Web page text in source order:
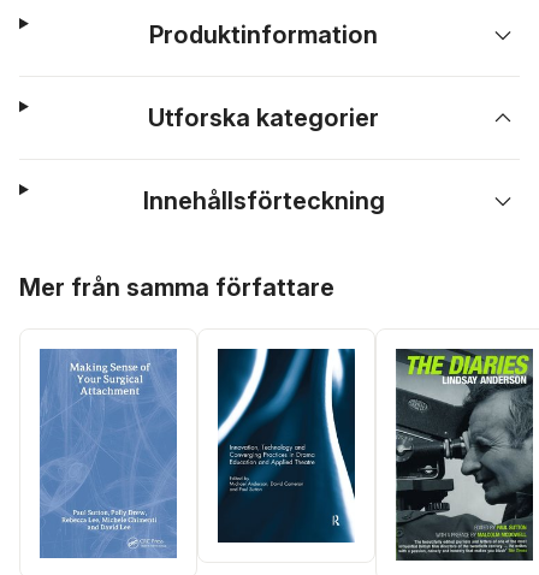
Produktinformation
Utforska kategorier
Innehållsförteckning
Mer från samma författare